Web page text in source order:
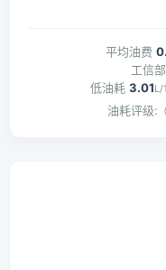
平均油费
工信
低油耗 3.01L/
油耗评级: